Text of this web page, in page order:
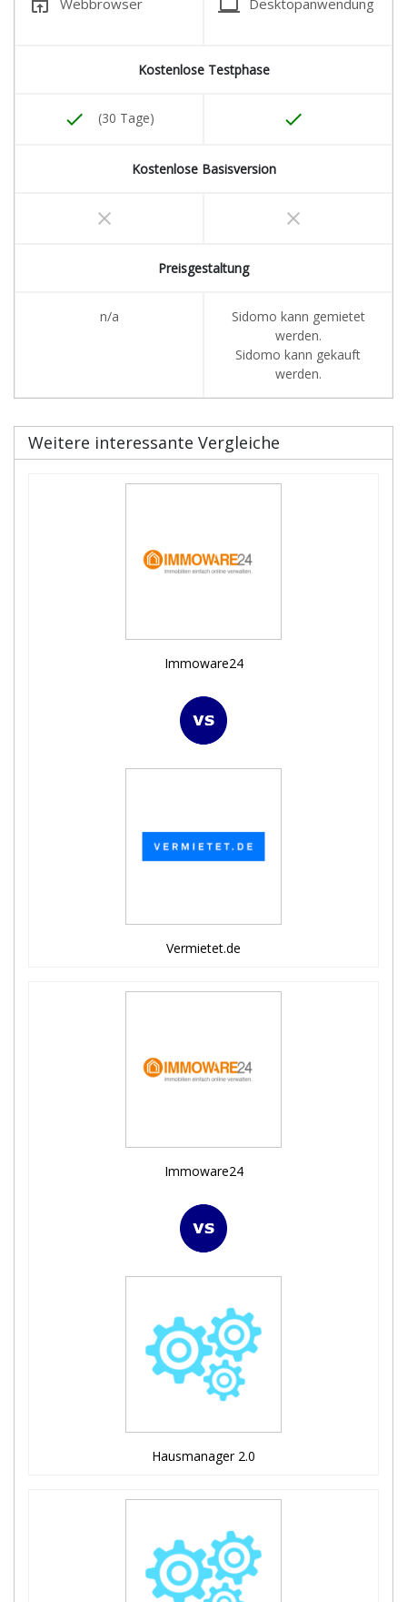
open_in_browser laptop
Kostenlose Testphase
done (30 Tage) done
Kostenlose Basisversion
clear clear
Preisgestaltung
n/a
Sidomo kann gemietet
werden.
Sidomo kann gekauft
werden.
Weitere interessante Vergleiche
Immoware24
Vermietet.de
Immoware24
Hausmanager 2.0